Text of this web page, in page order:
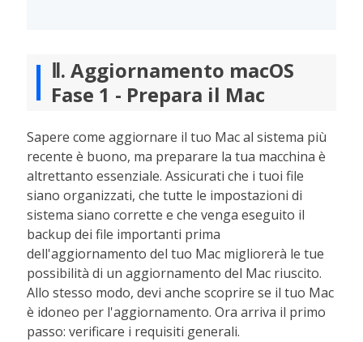
Ⅱ. Aggiornamento macOS
Fase 1 - Prepara il Mac
Sapere come aggiornare il tuo Mac al sistema più
recente è buono, ma preparare la tua macchina è
altrettanto essenziale. Assicurati che i tuoi file
siano organizzati, che tutte le impostazioni di
sistema siano corrette e che venga eseguito il
backup dei file importanti prima
dell'aggiornamento del tuo Mac migliorerà le tue
possibilità di un aggiornamento del Mac riuscito.
Allo stesso modo, devi anche scoprire se il tuo Mac
è idoneo per l'aggiornamento. Ora arriva il primo
passo: verificare i requisiti generali.